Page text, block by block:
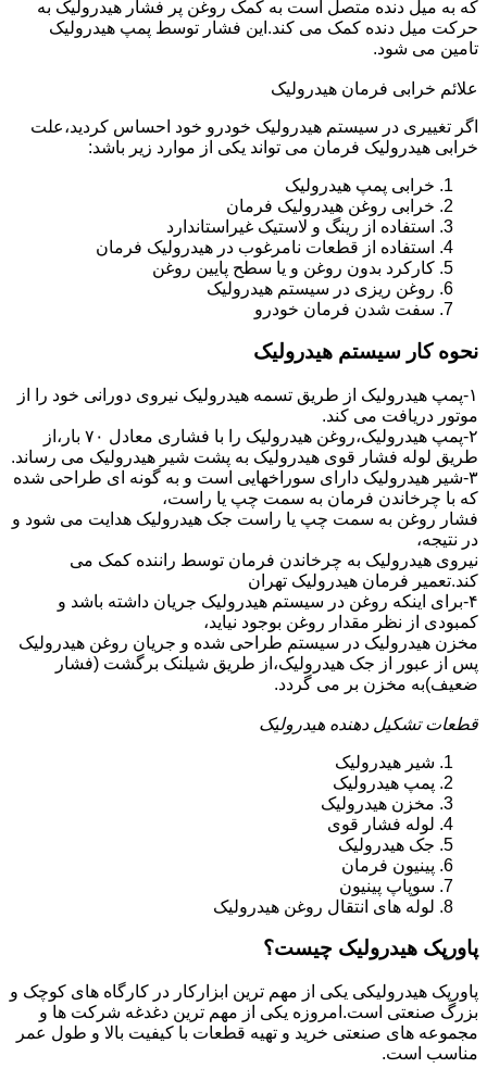
که به میل دنده متصل است به کمک روغن پر فشار هیدرولیک به
حرکت میل دنده کمک می کند.این فشار توسط پمپ هیدرولیک
تامین می شود.
علائم خرابی فرمان هیدرولیک
اگر تغییری در سیستم هیدرولیک خودرو خود احساس کردید،علت
خرابی هیدرولیک فرمان می تواند یکی از موارد زیر باشد:
خرابی پمپ هیدرولیک
خرابی روغن هیدرولیک فرمان
استفاده از رینگ و لاستیک غیراستاندارد
استفاده از قطعات نامرغوب در هیدرولیک فرمان
کارکرد بدون روغن و یا سطح پایین روغن
روغن ریزی در سیستم هیدرولیک
سفت شدن فرمان خودرو
نحوه کار سیستم هیدرولیک
۱-پمپ هیدرولیک از طریق تسمه هیدرولیک نیروی دورانی خود را از
موتور دریافت می کند.
۲-پمپ هیدرولیک،روغن هیدرولیک را با فشاری معادل ۷۰ بار،از
طریق لوله فشار قوی هیدرولیک به پشت شیر هیدرولیک می رساند.
۳-شیر هیدرولیک دارای سوراخهایی است و به گونه ای طراحی شده
که با چرخاندن فرمان به سمت چپ یا راست،
فشار روغن به سمت چپ یا راست جک هیدرولیک هدایت می شود و
در نتیجه،
نیروی هیدرولیک به چرخاندن فرمان توسط راننده کمک می
کند.تعمیر فرمان هیدرولیک تهران
۴-برای اینکه روغن در سیستم هیدرولیک جریان داشته باشد و
کمبودی از نظر مقدار روغن بوجود نیاید،
مخزن هیدرولیک در سیستم طراحی شده و جریان روغن هیدرولیک
پس از عبور از جک هیدرولیک،از طریق شیلنک برگشت (فشار
ضعیف)به مخزن بر می گردد.
قطعات تشکیل دهنده هیدرولیک
شیر هیدرولیک
پمپ هیدرولیک
مخزن هیدرولیک
لوله فشار قوی
جک هیدرولیک
پینیون فرمان
سوپاپ پینیون
لوله های انتقال روغن هیدرولیک
پاورپک هیدرولیک چیست؟
پاورپک هیدرولیکی یکی از مهم ترین ابزارکار در کارگاه های کوچک و
بزرگ صنعتی است.امروزه یکی از مهم ترین دغدغه شرکت ها و
مجموعه های صنعتی خرید و تهیه قطعات با کیفیت بالا و طول عمر
مناسب است.